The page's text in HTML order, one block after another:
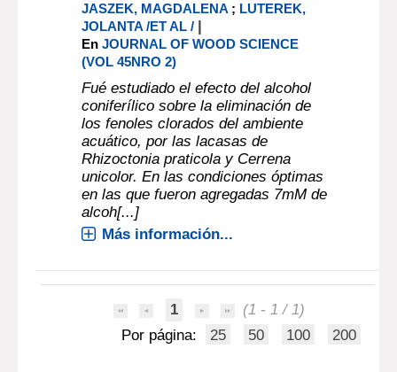
JASZEK, MAGDALENA ; LUTEREK,
JOLANTA /ET AL / |
EnJOURNAL OF WOOD SCIENCE
(VOL 45NRO 2)
Fué estudiado el efecto del alcohol
coniferílico sobre la eliminación de
los fenoles clorados del ambiente
acuático, por las lacasas de
Rhizoctonia praticola y Cerrena
unicolor. En las condiciones óptimas
en las que fueron agregadas 7mM de
alcoh[...]
Más información...
1
(1 - 1 / 1)
Por página:
25 50 100 200